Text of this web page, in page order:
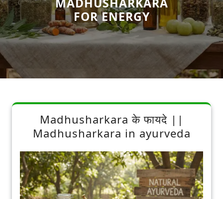
FOR ENERGY
Madhusharkara के फायदे ||
Madhusharkara in ayurveda